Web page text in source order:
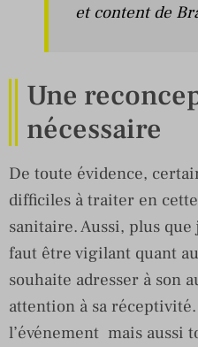
et content de
Une
nécessaire
De toute évidence,
difficiles à traiter en
sanitaire. Aussi, plus
faut être vigilant quant
souhaite adresser à son
attention à sa
l’événement mais aussi